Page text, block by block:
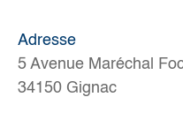
Adresse
5 Avenue Maréchal
34150 Gignac